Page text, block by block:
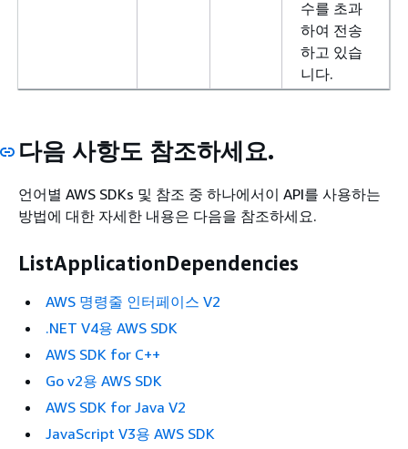
수를 초과
하여 전송
하고 있습
니다.
다음 사항도 참조하세요.
언어별 AWS SDKs 및 참조 중 하나에서이 API를 사용하는
방법에 대한 자세한 내용은 다음을 참조하세요.
ListApplicationDependencies
AWS 명령줄 인터페이스 V2
.NET V4용 AWS SDK
AWS SDK for C++
Go v2용 AWS SDK
AWS SDK for Java V2
JavaScript V3용 AWS SDK